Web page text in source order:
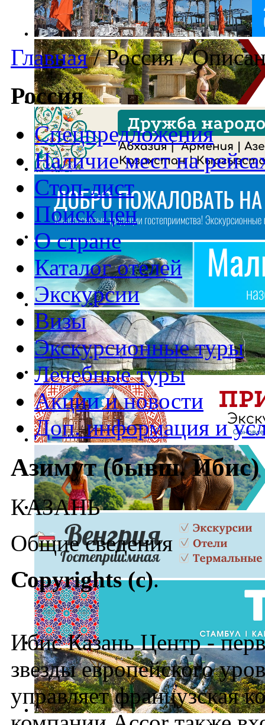
Главная /Россия/
Россия
Спецпредложения
Наличие мест на
Стоп-лист
Поиск цен
О стране
Каталог отелей
Экскурсии
Визы
Экскурсионные туры
Лечебные туры
Акции и новости
Доп. информация и
Азимут (бывш. Ибис)
КАЗАНЬ
Общие сведения
Copyrights (c).
Ибис Казань Центр -
звезды европейского
управляет французская